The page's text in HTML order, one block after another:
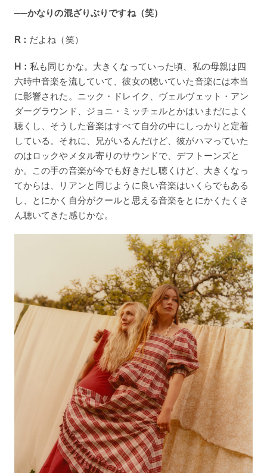
──かなりの混ざりぶりですね（笑）
R： だよね（笑）
H：私も同じかな。大きくなっていった頃、私の母親は四
六時中音楽を流していて、彼女の聴いていた音楽には本当
に影響された。ニック・ドレイク、ヴェルヴェット・アン
ダーグラウンド、ジョニ・ミッチェルとかはいまだによく
聴くし、そうした音楽はすべて自分の中にしっかりと定着
している。それに、兄がいるんだけど、彼がハマっていた
のはロックやメタル寄りのサウンドで、デフトーンズと
か。この手の音楽が今でも好きだし聴くけど、大きくなっ
てからは、リアンと同じように良い音楽はいくらでもある
し、とにかく自分がクールと思える音楽をとにかくたくさ
ん聴いてきた感じかな。